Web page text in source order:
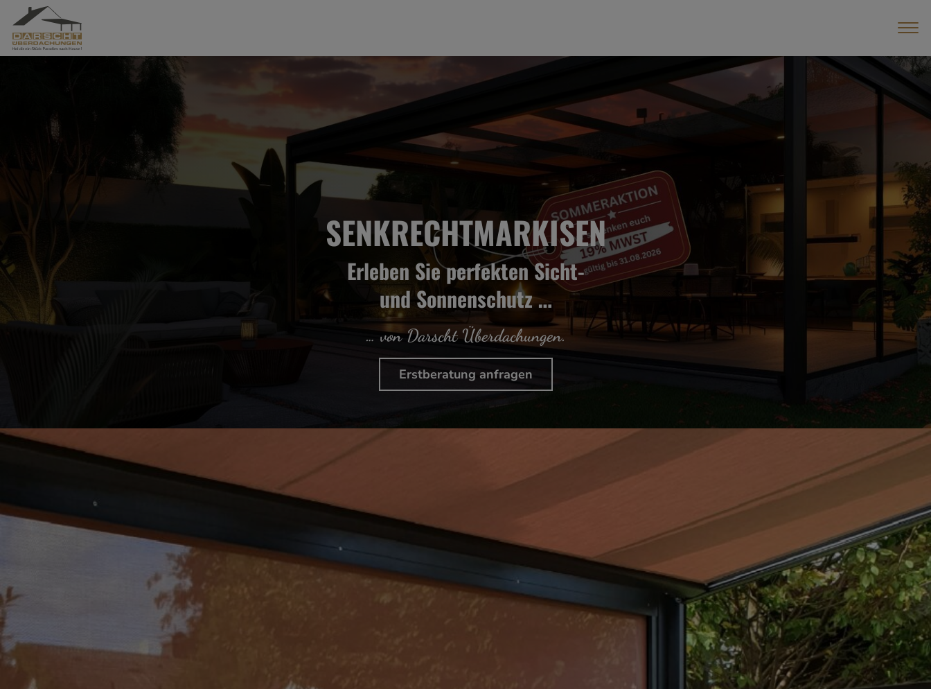
SENKRECHTMARKISEN
Erleben Sie perfekten Sicht-
und Sonnenschutz …
… von Darscht Überdachungen.
Erstberatung anfragen